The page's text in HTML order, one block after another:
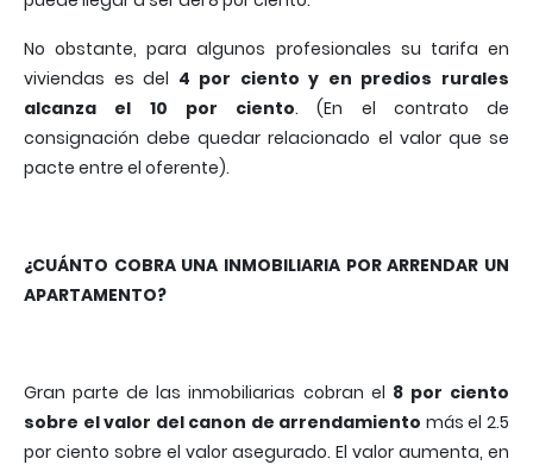
No obstante, para algunos profesionales su tarifa en
viviendas es del 4 por ciento y en predios rurales
alcanza el 10 por ciento. (En el contrato de
consignación debe quedar relacionado el valor que se
pacte entre el oferente).
¿CUÁNTO COBRA UNA INMOBILIARIA POR ARRENDAR UN
APARTAMENTO?
Gran parte de las inmobiliarias cobran el 8 por ciento
sobre el valor del canon de arrendamiento más el 2.5
por ciento sobre el valor asegurado. El valor aumenta, en